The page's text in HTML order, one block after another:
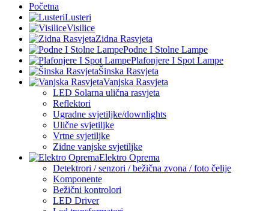
Početna
Lusteri
Visilice
Zidna Rasvjeta
Podne I Stolne Lampe
Plafonjere I Spot Lampe
Šinska Rasvjeta
Vanjska Rasvjeta
LED Solarna ulična rasvjeta
Reflektori
Ugradne svjetiljke/downlights
Ulične svjetiljke
Vrtne svjetiljke
Zidne vanjske svjetiljke
Elektro Oprema
Detektrori / senzori / bežična zvona / foto čelije
Komponente
Bežični kontrolori
LED Driver